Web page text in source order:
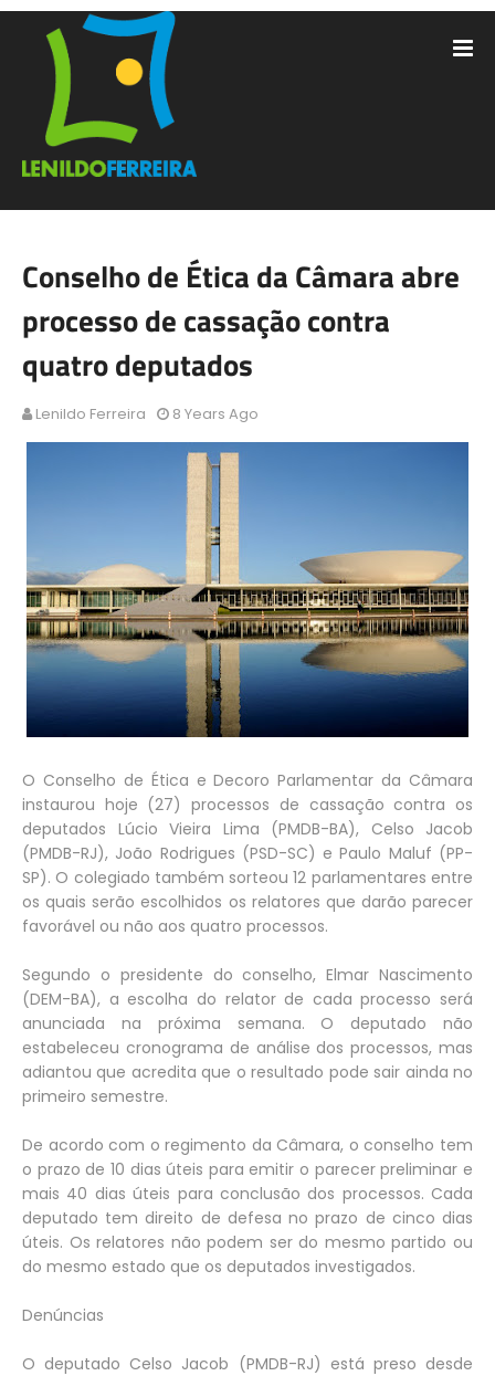
Conselho de Ética da Câmara abre
processo de cassação contra
quatro deputados
Lenildo Ferreira 8 Years Ago
O Conselho de Ética e Decoro Parlamentar da Câmara
instaurou hoje (27) processos de cassação contra os
deputados Lúcio Vieira Lima (PMDB-BA), Celso Jacob
(PMDB-RJ), João Rodrigues (PSD-SC) e Paulo Maluf (PP-
SP). O colegiado também sorteou 12 parlamentares entre
os quais serão escolhidos os relatores que darão parecer
favorável ou não aos quatro processos.
Segundo o presidente do conselho, Elmar Nascimento
(DEM-BA), a escolha do relator de cada processo será
anunciada na próxima semana. O deputado não
estabeleceu cronograma de análise dos processos, mas
adiantou que acredita que o resultado pode sair ainda no
primeiro semestre.
De acordo com o regimento da Câmara, o conselho tem
o prazo de 10 dias úteis para emitir o parecer preliminar e
mais 40 dias úteis para conclusão dos processos. Cada
deputado tem direito de defesa no prazo de cinco dias
úteis. Os relatores não podem ser do mesmo partido ou
do mesmo estado que os deputados investigados.
Denúncias
O deputado Celso Jacob (PMDB-RJ) está preso desde